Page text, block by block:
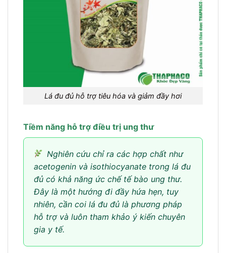
Lá đu đủ hỗ trợ tiêu hóa và giảm đầy hơi
Tiềm năng hỗ trợ điều trị ung thư
Nghiên cứu chỉ ra các hợp chất như
acetogenin và isothiocyanate trong lá đu
đủ có khả năng ức chế tế bào ung thư.
Đây là một hướng đi đầy hứa hẹn, tuy
nhiên, cần coi lá đu đủ là phương pháp
hỗ trợ và luôn tham khảo ý kiến chuyên
gia y tế.